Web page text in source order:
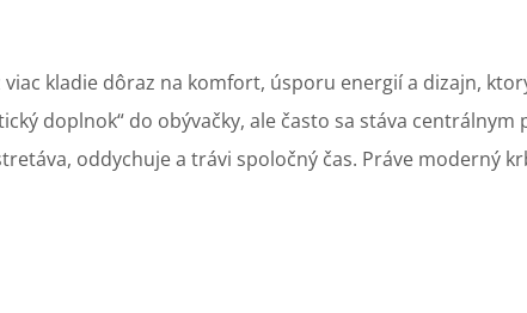
kladie dôraz na komfort, úsporu energií a dizajn,
doplnok“ do obývačky, ale často sa stáva centrálnym
oddychuje a trávi spoločný čas. Práve moderný